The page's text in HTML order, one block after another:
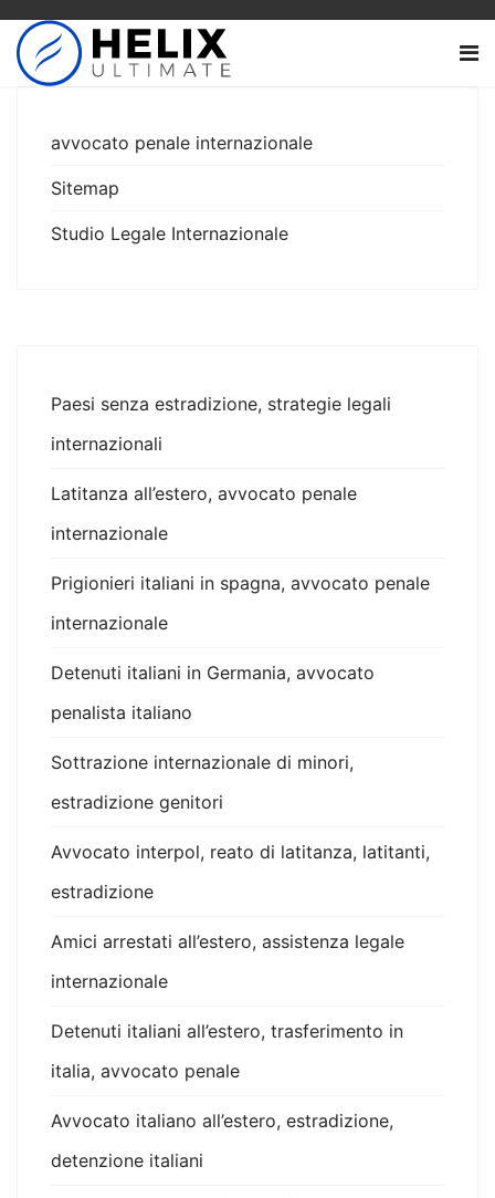
avvocato penale internazionale
Sitemap
Studio Legale Internazionale
Paesi senza estradizione, strategie legali
internazionali
Latitanza all’estero, avvocato penale
internazionale
Prigionieri italiani in spagna, avvocato penale
internazionale
Detenuti italiani in Germania, avvocato
penalista italiano
Sottrazione internazionale di minori,
estradizione genitori
Avvocato interpol, reato di latitanza, latitanti,
estradizione
Amici arrestati all’estero, assistenza legale
internazionale
Detenuti italiani all’estero, trasferimento in
italia, avvocato penale
Avvocato italiano all’estero, estradizione,
detenzione italiani